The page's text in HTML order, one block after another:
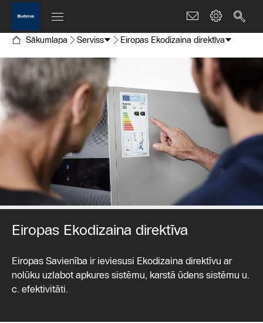
Sākumlapa Serviss Eiropas Ekodizaina direktīva
Eiropas Ekodizaina direktīva
Eiropas Savienība ir ieviesusi Ekodizaina direktīvu ar
nolūku uzlabot apkures sistēmu, karstā ūdens sistēmu u.
c. efektivitāti.